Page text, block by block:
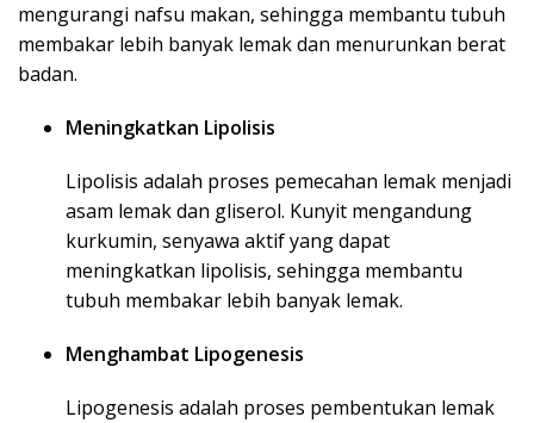
mengurangi nafsu makan, sehingga membantu tubuh
membakar lebih banyak lemak dan menurunkan berat
badan.
Meningkatkan Lipolisis
Lipolisis adalah proses pemecahan lemak menjadi
asam lemak dan gliserol. Kunyit mengandung
kurkumin, senyawa aktif yang dapat
meningkatkan lipolisis, sehingga membantu
tubuh membakar lebih banyak lemak.
Menghambat Lipogenesis
Lipogenesis adalah proses pembentukan lemak